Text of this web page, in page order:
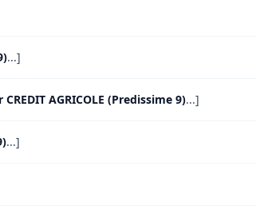
...]
AGRICOLE (Predissime 9)...]
...]